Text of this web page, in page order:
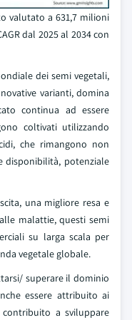
valutato a 631,7 milioni
dal 2025 al 2034 con
dei semi vegetali,
varianti, domina
continua ad essere
coltivati utilizzando
che rimangono non
disponibilità, potenziale
una migliore resa e
malattie, questi semi
su larga scala per
vegetale globale.
superare il dominio
essere attribuito ai
a sviluppare